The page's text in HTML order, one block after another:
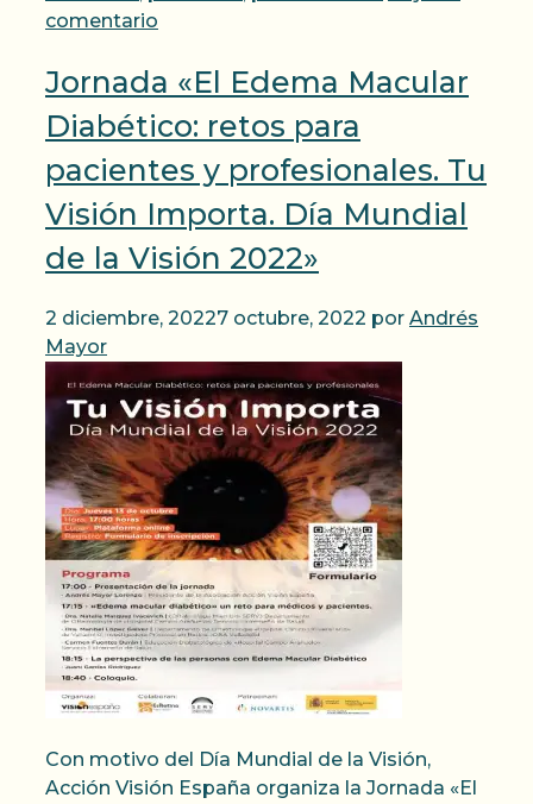
comentario
Jornada «El Edema Macular
Diabético: retos para
pacientes y profesionales. Tu
Visión Importa. Día Mundial
de la Visión 2022»
2 diciembre, 20227 octubre, 2022 por Andrés
Mayor
Con motivo del Día Mundial de la Visión,
Acción Visión España organiza la Jornada «El